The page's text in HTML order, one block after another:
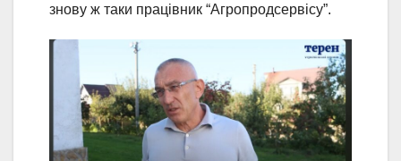
знову ж таки працівник “Агропродсервісу”.